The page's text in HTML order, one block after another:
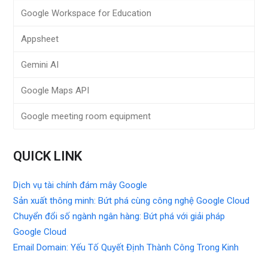
Google Workspace for Education
Appsheet
Gemini AI
Google Maps API
Google meeting room equipment
QUICK LINK
Dịch vụ tài chính đám mây Google
Sản xuất thông minh: Bứt phá cùng công nghệ Google Cloud
Chuyển đổi số ngành ngân hàng: Bứt phá với giải pháp
Google Cloud
Email Domain: Yếu Tố Quyết Định Thành Công Trong Kinh